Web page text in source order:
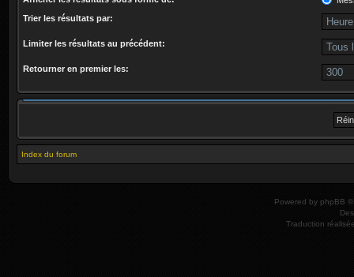
Trier les résultats par:
Limiter les résultats au précédent:
Retourner en premier les:
Index du forum
Powered by phpBB ©
Traduction